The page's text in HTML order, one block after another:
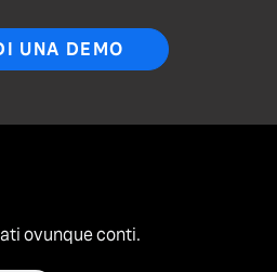
UNA DEMO
ovunque conti.